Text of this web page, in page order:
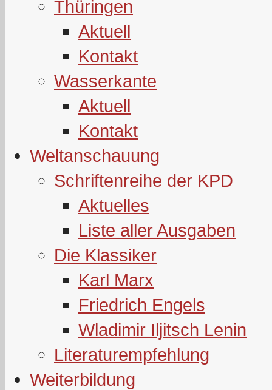
Thüringen
Aktuell
Kontakt
Wasserkante
Aktuell
Kontakt
Weltanschauung
Schriftenreihe der KPD
Aktuelles
Liste aller Ausgaben
Die Klassiker
Karl Marx
Friedrich Engels
Wladimir Iljitsch Lenin
Literaturempfehlung
Weiterbildung